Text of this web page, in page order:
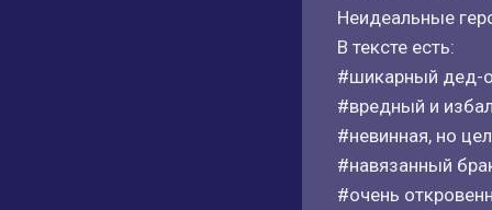
Неидеальные
В тексте есть:
#шикарный дед-
#вредный и
#невинная, но
#навязанный
#очень